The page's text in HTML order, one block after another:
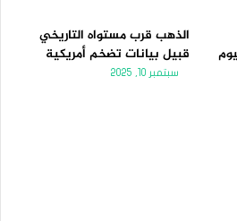
الذهب قرب مستواه التاريخي
قبيل بيانات تضخم أمريكية
سبتمبر 10, 2025